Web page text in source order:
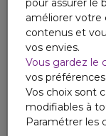
GUERLAIN
L'HOMME IDÉAL
Eau de Parfum
À partir de115,50
améliorer votre
contenus et
vos envies.
Vous gardez le
vos
Vos choix sont
modifiables à
Paramétrer les